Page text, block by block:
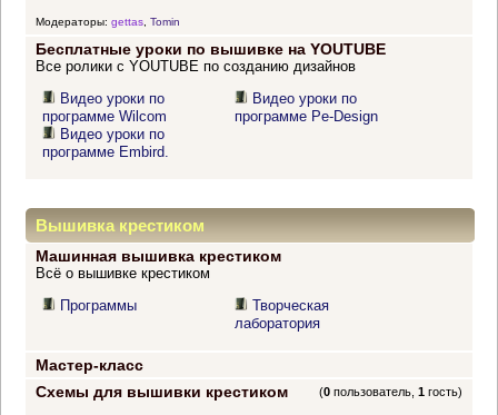
Модераторы: gettas, Tomin
Бесплатные уроки по вышивке на YOUTUBE
Все ролики с YOUTUBE по созданию дизайнов
Видео уроки по
программе Wilcom
Видео уроки по
программе Embird.
Видео уроки по
программе Pe-Design
Вышивка крестиком
Машинная вышивка крестиком
Всё о вышивке крестиком
Программы
Творческая
лаборатория
Мастер-класс
Схемы для вышивки крестиком
(0 пользователь,1 гость)